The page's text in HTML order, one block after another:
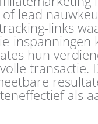
lead
links
inspanningen
hun
transactie.
als